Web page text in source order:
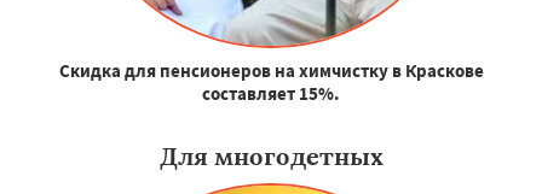
Скидка для пенсионеров на химчистку в Краскове
составляет 15%.
Для многодетных